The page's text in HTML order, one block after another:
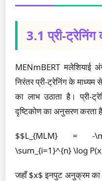
3.1 प्री-ट्रेनिंग
MENmBERT मलेशियाई
निरंतर प्री-ट्रेनिंग के माध्यम
का लाभ उठाता है। प्री-
दृष्टिकोण का अनुसरण करता
$$L_{MLM} = -
\sum_{i=1}^{n} \log
जहाँ $x$ इनपुट अनुक्रम का